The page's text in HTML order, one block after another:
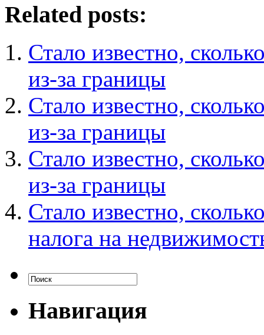
Related posts:
Стало известно,
из-за границы
Стало известно,
из-за границы
Стало известно,
из-за границы
Стало известно,
налога на
Навигация